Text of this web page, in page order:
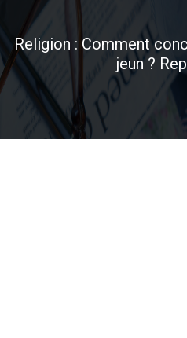
Religion : Comment
jeun ?